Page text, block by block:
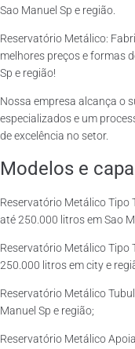
Sao Manuel Sp e região.
Reservatório Metálico:
melhores preços e formas
Sp e região!
Nossa empresa alcança o
especializados e um
de excelência no setor.
Modelos e
Reservatório Metálico Tipo
até 250.000 litros em Sao
Reservatório Metálico Tipo
250.000 litros em city e
Reservatório Metálico
Manuel Sp e região;
Reservatório Metálico